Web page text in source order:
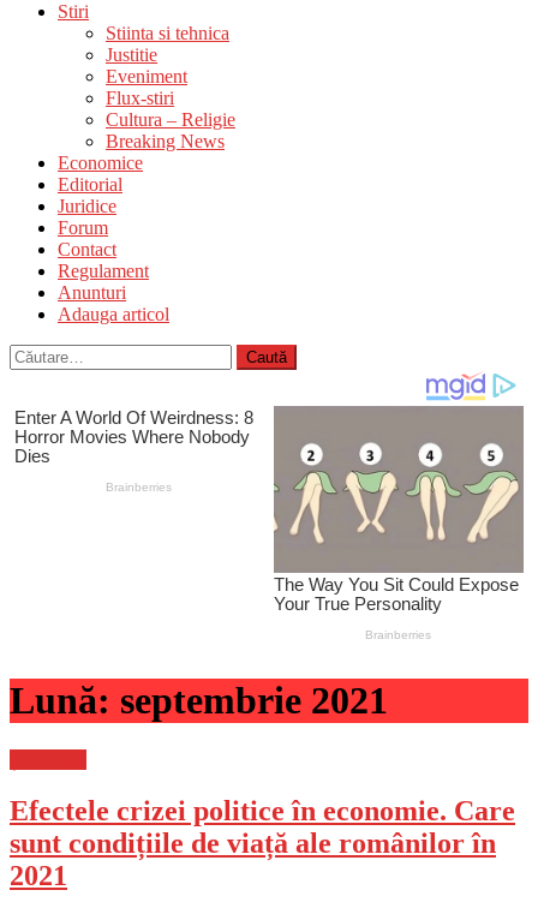
Stiri
Stiinta si tehnica
Justitie
Eveniment
Flux-stiri
Cultura – Religie
Breaking News
Economice
Editorial
Juridice
Forum
Contact
Regulament
Anunturi
Adauga articol
Caută
după:
Lună: septembrie 2021
Efectele crizei politice în economie. Care
sunt condițiile de viață ale românilor în
2021